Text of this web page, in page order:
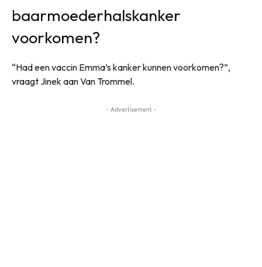
baarmoederhalskanker
voorkomen?
“Had een vaccin Emma’s kanker kunnen voorkomen?”,
vraagt Jinek aan Van Trommel.
- Advertisement -